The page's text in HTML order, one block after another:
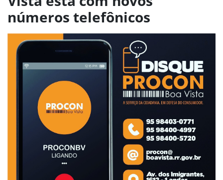
números telefônicos